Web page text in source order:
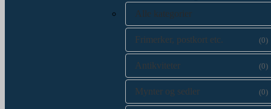
Alle kategorier
Frimerker, postkort etc. (0)
Antikviteter (0)
Mynter og sedler (0)